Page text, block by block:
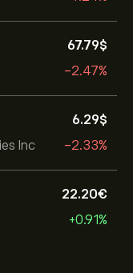
67.79‎$‎
-2.47%
Inc
6.29‎$‎
-2.33%
22.20‎€‎
+0.91%